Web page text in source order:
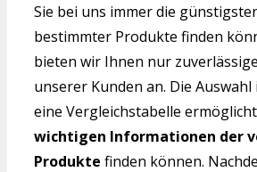
Sie bei uns immer die
bestimmter Produkte finden
bieten wir Ihnen nur
unserer Kunden an. Die
eine Vergleichstabelle
wichtigen Informationen der
Produkte finden können.